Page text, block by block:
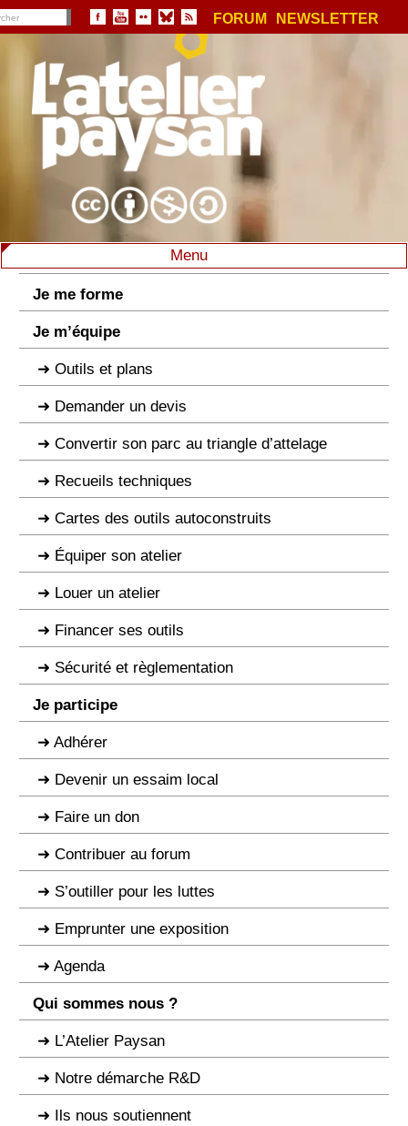
FORUM NEWSLETTER
Menu
Je me forme
Je m’équipe
Outils et plans
Demander un devis
Convertir son parc au triangle d’attelage
Recueils techniques
Cartes des outils autoconstruits
Équiper son atelier
Louer un atelier
Financer ses outils
Sécurité et règlementation
Je participe
Adhérer
Devenir un essaim local
Faire un don
Contribuer au forum
S’outiller pour les luttes
Emprunter une exposition
Agenda
Qui sommes nous ?
L’Atelier Paysan
Notre démarche R&D
Ils nous soutiennent